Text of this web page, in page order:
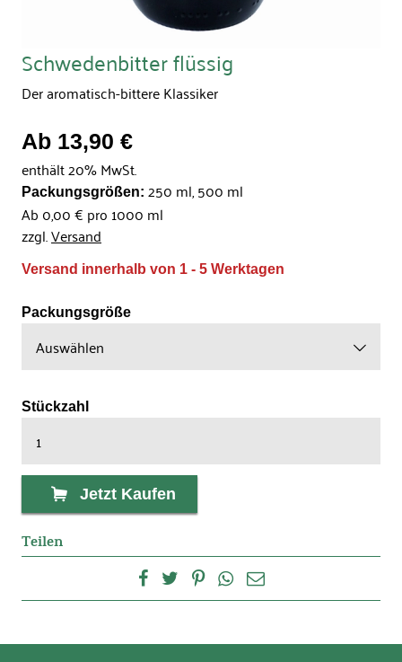
Schwedenbitter flüssig
Der aromatisch-bittere Klassiker
Ab 13,90 €
enthält 20% MwSt.
Packungsgrößen: 250 ml, 500 ml
Ab 0,00 € pro 1000 ml
zzgl.Versand
Versand innerhalb von 1 - 5 Werktagen
Packungsgröße
Auswählen
500 ml
Stückzahl
Jetzt Kaufen
Teilen